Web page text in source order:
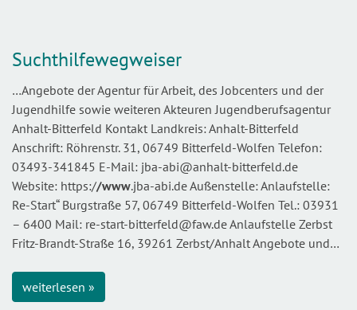
Suchthilfewegweiser
…Angebote der Agentur für Arbeit, des Jobcenters und der
Jugendhilfe sowie weiteren Akteuren Jugendberufsagentur
Anhalt-Bitterfeld Kontakt Landkreis: Anhalt-Bitterfeld
Anschrift: Röhrenstr. 31, 06749 Bitterfeld-Wolfen Telefon:
03493-341845 E-Mail: jba-abi@anhalt-bitterfeld.de
Website: https://www.jba-abi.de Außenstelle: Anlaufstelle:
Re-Start“ Burgstraße 57, 06749 Bitterfeld-Wolfen Tel.: 03931
– 6400 Mail: re-start-bitterfeld@faw.de Anlaufstelle Zerbst
Fritz-Brandt-Straße 16, 39261 Zerbst/Anhalt Angebote und…
weiterlesen »